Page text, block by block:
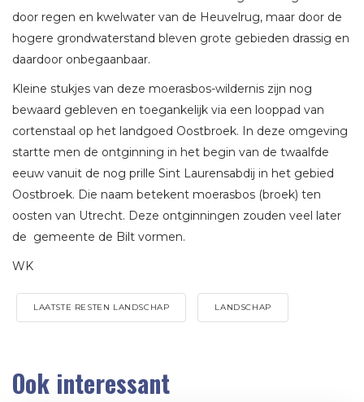
door regen en kwelwater van de Heuvelrug, maar door de
hogere grondwaterstand bleven grote gebieden drassig en
daardoor onbegaanbaar.
Kleine stukjes van deze moerasbos-wildernis zijn nog
bewaard gebleven en toegankelijk via een looppad van
cortenstaal op het landgoed Oostbroek. In deze omgeving
startte men de ontginning in het begin van de twaalfde
eeuw vanuit de nog prille Sint Laurensabdij in het gebied
Oostbroek. Die naam betekent moerasbos (broek) ten
oosten van Utrecht. Deze ontginningen zouden veel later
de gemeente de Bilt vormen.
WK
LAATSTE RESTEN LANDSCHAP LANDSCHAP
Ook interessant